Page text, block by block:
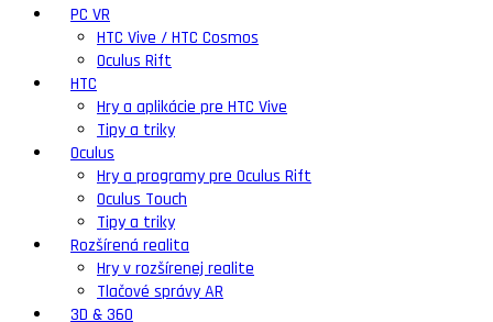
PC VR
HTC Vive / HTC Cosmos
Oculus Rift
HTC
Hry a aplikácie pre HTC Vive
Tipy a triky
Oculus
Hry a programy pre Oculus Rift
Oculus Touch
Tipy a triky
Rozšírená realita
Hry v rozšírenej realite
Tlačové správy AR
3D & 360